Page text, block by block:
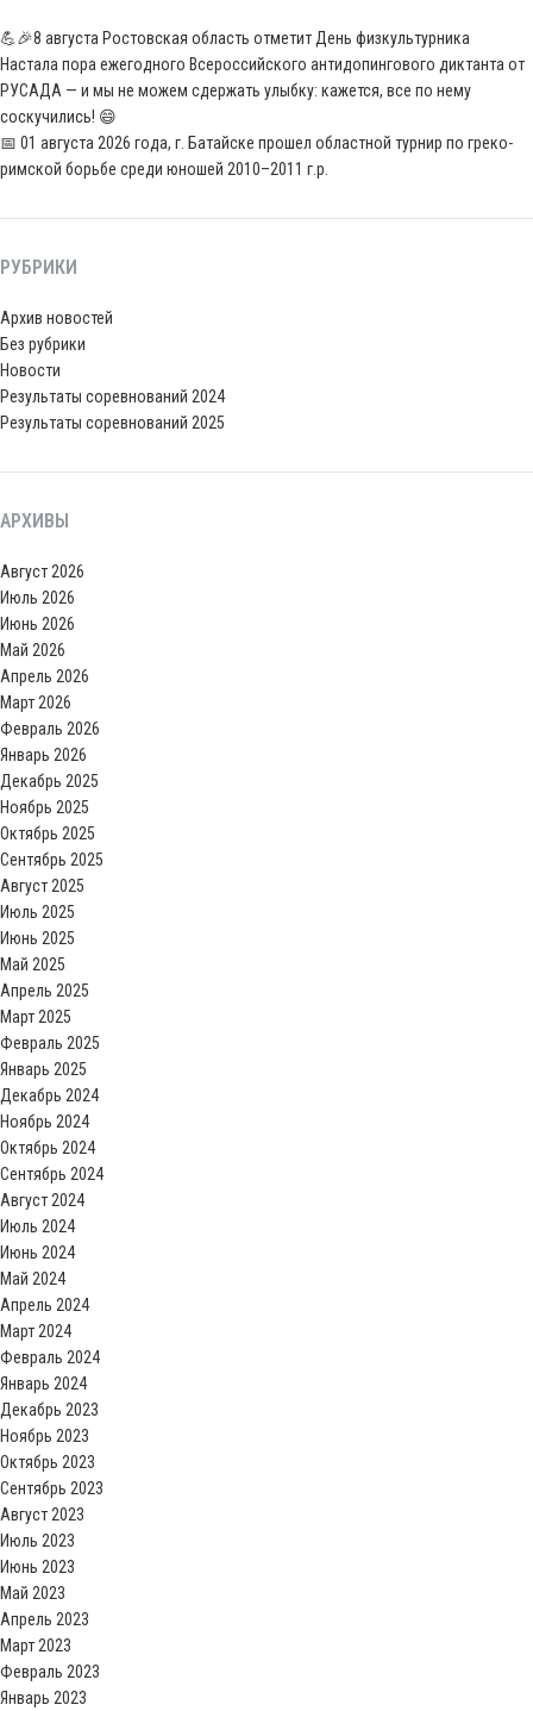
💪🎉8 августа Ростовская область отметит День физкультурника
Настала пора ежегодного Всероссийского антидопингового диктанта от
РУСАДА — и мы не можем сдержать улыбку: кажется, все по нему
соскучились! 😄
📅 01 августа 2026 года, г. Батайске прошел областной турнир по греко-
римской борьбе среди юношей 2010–2011 г.р.
РУБРИКИ
Архив новостей
Без рубрики
Новости
Результаты соревнований 2024
Результаты соревнований 2025
АРХИВЫ
Август 2026
Июль 2026
Июнь 2026
Май 2026
Апрель 2026
Март 2026
Февраль 2026
Январь 2026
Декабрь 2025
Ноябрь 2025
Октябрь 2025
Сентябрь 2025
Август 2025
Июль 2025
Июнь 2025
Май 2025
Апрель 2025
Март 2025
Февраль 2025
Январь 2025
Декабрь 2024
Ноябрь 2024
Октябрь 2024
Сентябрь 2024
Август 2024
Июль 2024
Июнь 2024
Май 2024
Апрель 2024
Март 2024
Февраль 2024
Январь 2024
Декабрь 2023
Ноябрь 2023
Октябрь 2023
Сентябрь 2023
Август 2023
Июль 2023
Июнь 2023
Май 2023
Апрель 2023
Март 2023
Февраль 2023
Январь 2023